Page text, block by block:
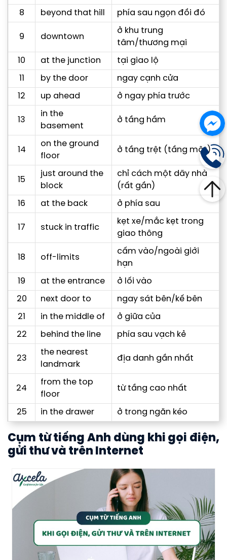
8 beyond that hill phía sau ngọn đồi đó
9 downtown
ở khu trung
tâm/thương mại
10 at the junction tại giao lộ
11 by the door ngay cạnh cửa
12 up ahead ở ngay phía trước
13
in the
basement
ở tầng hầm
14
on the ground
floor
ở tầng trệt (tầng một)
15
just around the
block
chỉ cách một dãy nhà
(rất gần)
16 at the back ở phía sau
17 stuck in traffic
kẹt xe/mắc kẹt trong
giao thông
18 off-limits
cấm vào/ngoài giới
hạn
19 at the entrance ở lối vào
20 next door to ngay sát bên/kế bên
21 in the middle of ở giữa của
22 behind the line phía sau vạch kẻ
23
the nearest
landmark
địa danh gần nhất
24
from the top
floor
từ tầng cao nhất
25 in the drawer ở trong ngăn kéo
Cụm từ tiếng Anh dùng khi gọi điện,
gửi thư và trên Internet